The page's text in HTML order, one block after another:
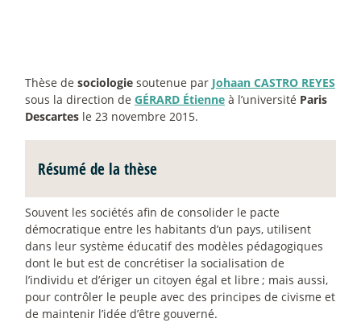
Thèse de sociologie soutenue par Johaan CASTRO REYES
sous la direction de GÉRARD Étienne à l’université Paris
Descartes le 23 novembre 2015.
Résumé de la thèse
Souvent les sociétés afin de consolider le pacte
démocratique entre les habitants d’un pays, utilisent
dans leur système éducatif des modèles pédagogiques
dont le but est de concrétiser la socialisation de
l’individu et d’ériger un citoyen égal et libre ; mais aussi,
pour contrôler le peuple avec des principes de civisme et
de maintenir l’idée d’être gouverné.